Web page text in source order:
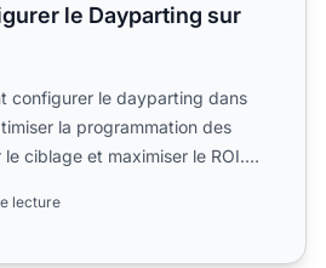
le Dayparting sur
configurer le dayparting dans
la programmation des
ciblage et maximiser le ROI.
lecture